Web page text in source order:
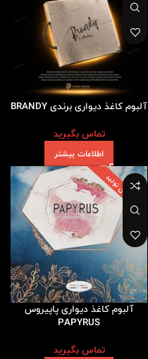
آلبوم کاغذ دیواری برندی BRANDY
تماس بگیرید
اطلاعات بیشتر
پایان تولید
آلبوم کاغذ دیواری پاپیروس
PAPYRUS
تماس بگیرید